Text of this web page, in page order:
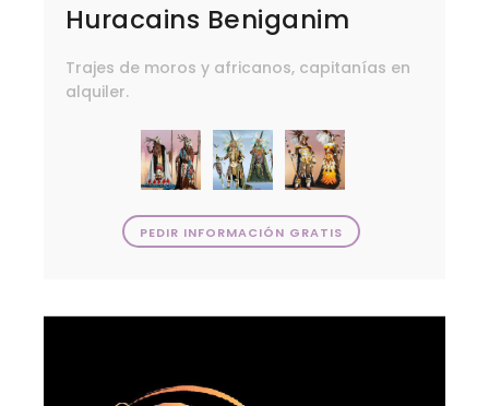
Huracains Beniganim
Trajes de moros y africanos, capitanías en
alquiler.
PEDIR INFORMACIÓN GRATIS